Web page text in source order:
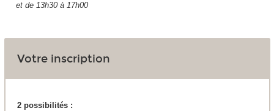
et de 13h30 à 17h00
Votre inscription
2 possibilités :